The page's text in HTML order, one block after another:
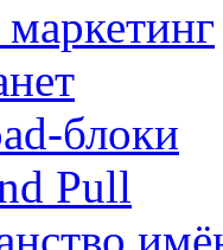
блоки
Pull